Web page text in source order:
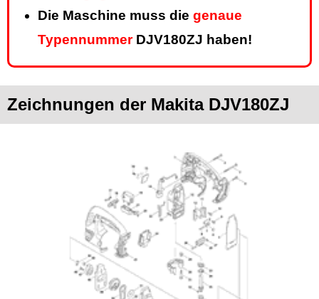
Die Maschine muss die genaue
TypennummerDJV180ZJ haben!
Zeichnungen der Makita DJV180ZJ